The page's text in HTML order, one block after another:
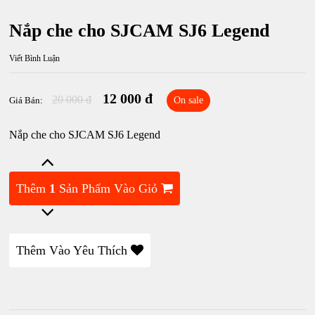
Nắp che cho SJCAM SJ6 Legend
Viết Bình Luận
Giá Bán: 20 000 đ 12 000 đ On sale
Nắp che cho SJCAM SJ6 Legend
Thêm 1 Sản Phẩm Vào Giỏ
Thêm Vào Yêu Thích